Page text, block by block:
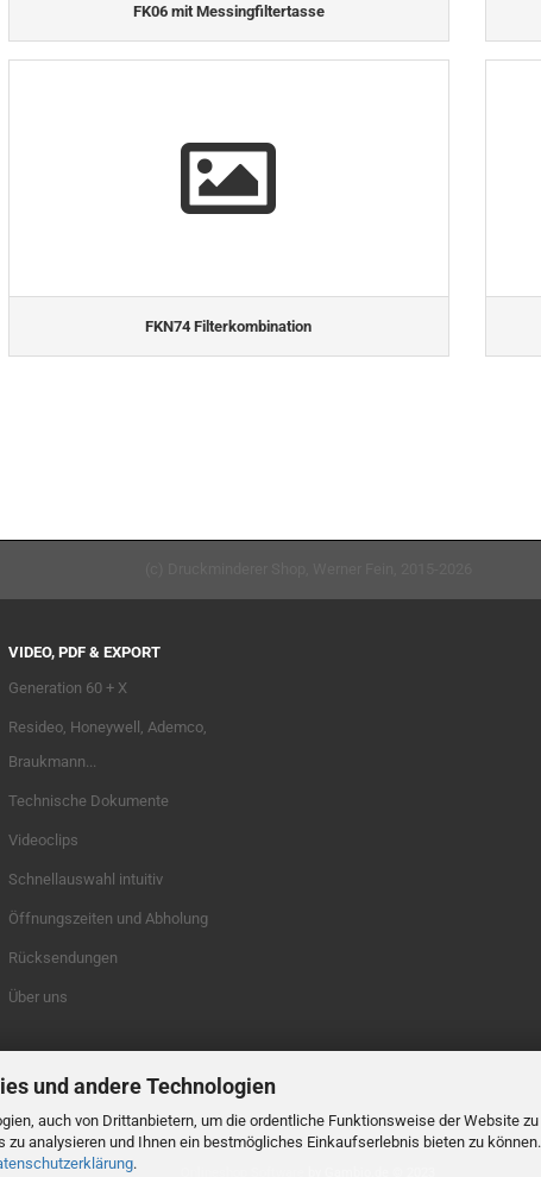
und andere Technologien
auch von Drittanbietern, um die ordentliche Funktionsweise der Website zu
analysieren und Ihnen ein bestmögliches Einkaufserlebnis bieten zu können.
.
FK06 mit Messingfiltertasse
FKN74 Filterkombination
VIDEO, PDF & EXPORT
Generation 60 + X
Resideo, Honeywell, Ademco,
Braukmann...
Technische Dokumente
Videoclips
Schnellauswahl intuitiv
Öffnungszeiten und Abholung
Rücksendungen
Über uns